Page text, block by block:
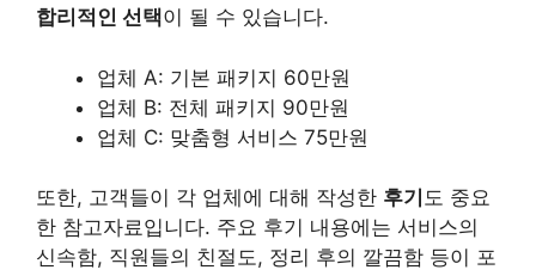
합리적인 선택이 될 수 있습니다.
업체 A: 기본 패키지 60만원
업체 B: 전체 패키지 90만원
업체 C: 맞춤형 서비스 75만원
또한, 고객들이 각 업체에 대해 작성한 후기 도 중요
한 참고자료입니다. 주요 후기 내용에는 서비스의
신속함, 직원들의 친절도, 정리 후의 깔끔함 등이 포